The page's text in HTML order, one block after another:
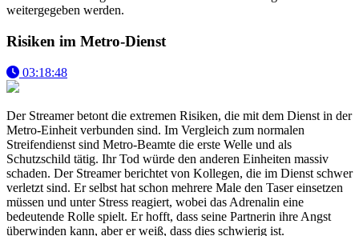
weitergegeben werden.
Risiken im Metro-Dienst
03:18:48
Der Streamer betont die extremen Risiken, die mit dem Dienst in der
Metro-Einheit verbunden sind. Im Vergleich zum normalen
Streifendienst sind Metro-Beamte die erste Welle und als
Schutzschild tätig. Ihr Tod würde den anderen Einheiten massiv
schaden. Der Streamer berichtet von Kollegen, die im Dienst schwer
verletzt sind. Er selbst hat schon mehrere Male den Taser einsetzen
müssen und unter Stress reagiert, wobei das Adrenalin eine
bedeutende Rolle spielt. Er hofft, dass seine Partnerin ihre Angst
überwinden kann, aber er weiß, dass dies schwierig ist.